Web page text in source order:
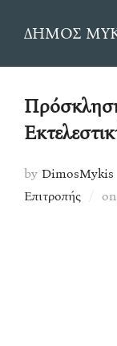
ΔΗΜΟΣ
by DimosMykis
Επιτροπής
on